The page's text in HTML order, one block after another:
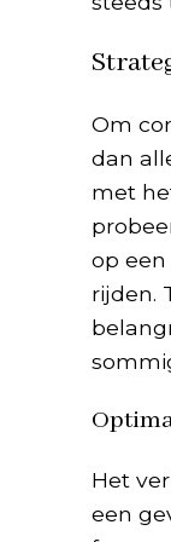
Om
dan
met
op
rijden.
Het
een